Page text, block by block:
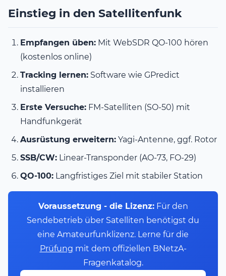
Einstieg in den Satellitenfunk
Empfangen üben: Mit WebSDR QO-100 hören
(kostenlos online)
Tracking lernen: Software wie GPredict
installieren
Erste Versuche: FM-Satelliten (SO-50) mit
Handfunkgerät
Ausrüstung erweitern: Yagi-Antenne, ggf. Rotor
SSB/CW: Linear-Transponder (AO-73, FO-29)
QO-100: Langfristiges Ziel mit stabiler Station
Voraussetzung - die Lizenz:Für den
Sendebetrieb über Satelliten benötigst du
eine Amateurfunklizenz. Lerne für die
Prüfung mit dem offiziellen BNetzA-
Fragenkatalog.